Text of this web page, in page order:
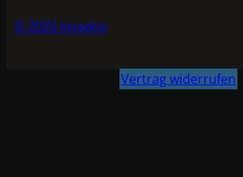
© 2025 Invadox
Vertrag widerrufen